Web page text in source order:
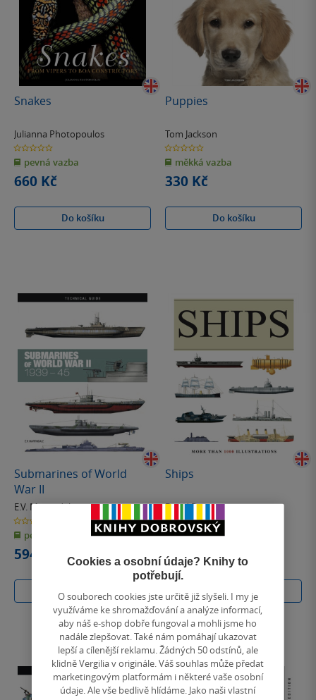
Snakes
Julianna Photopoulos
0.0
z
5
hvězdiček
pevná vazba
660 Kč
Do košíku
Puppies
Tom Jackson
0.0
z
5
hvězdiček
měkká vazba
330 Kč
Do košíku
Submarines of World
War II
E.V. Martindale
0.0
z
5
hvězdiček
pevná vazba
594 Kč
Do košíku
Ships
David Ross
0.0
z
5 měkká vazba
990 Kč
Do košíku
Cookies a osobní údaje? Knihy to
potřebují.
O souborech cookies jste určitě již slyšeli. I my je
využíváme ke shromažďování a analýze informací,
aby náš e-shop dobře fungoval a mohli jsme ho
nadále zlepšovat. Také nám pomáhají ukazovat
lepší a cílenější reklamu. Žádných 50 odstínů, ale
klidně Vergilia v originále. Váš souhlas může předat
marketingovým platformám i některé vaše osobní
údaje. Ale vše bedlivě hlídáme. Jako naši vlastní